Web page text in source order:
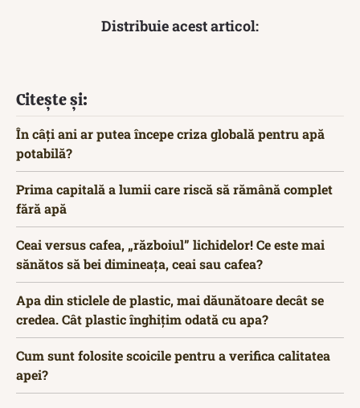
Distribuie acest articol:
Citește și:
În câți ani ar putea începe criza globală pentru apă
potabilă?
Prima capitală a lumii care riscă să rămână complet
fără apă
Ceai versus cafea, „războiul” lichidelor! Ce este mai
sănătos să bei dimineața, ceai sau cafea?
Apa din sticlele de plastic, mai dăunătoare decât se
credea. Cât plastic înghițim odată cu apa?
Cum sunt folosite scoicile pentru a verifica calitatea
apei?